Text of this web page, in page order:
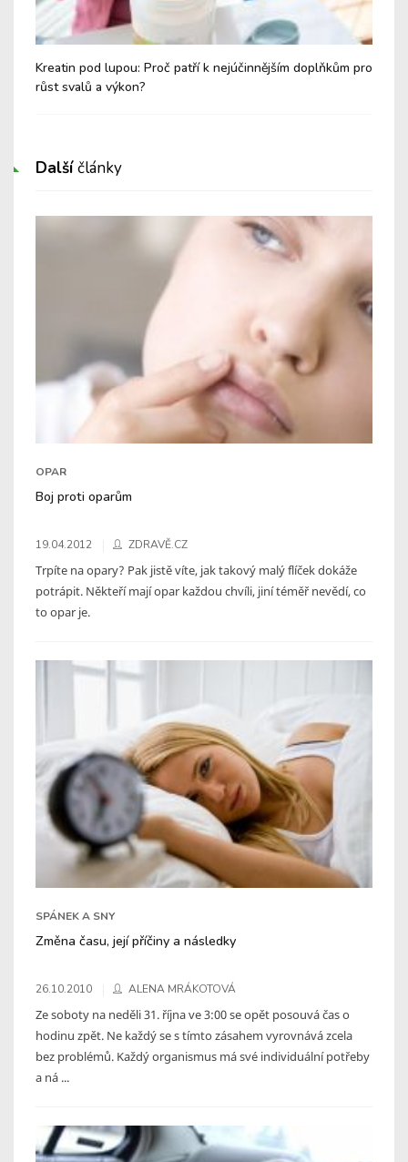
Kreatin pod lupou: Proč patří k nejúčinnějším doplňkům pro
růst svalů a výkon?
Dalšíčlánky
OPAR
Boj proti oparům
19.04.2012 ZDRAVĚ.CZ
Trpíte na opary? Pak jistě víte, jak takový malý flíček dokáže
potrápit. Někteří mají opar každou chvíli, jiní téměř nevědí, co
to opar je.
SPÁNEK A SNY
Změna času, její příčiny a následky
26.10.2010 ALENA MRÁKOTOVÁ
Ze soboty na neděli 31. října ve 3:00 se opět posouvá čas o
hodinu zpět. Ne každý se s tímto zásahem vyrovnává zcela
bez problémů. Každý organismus má své individuální potřeby
a ná ...